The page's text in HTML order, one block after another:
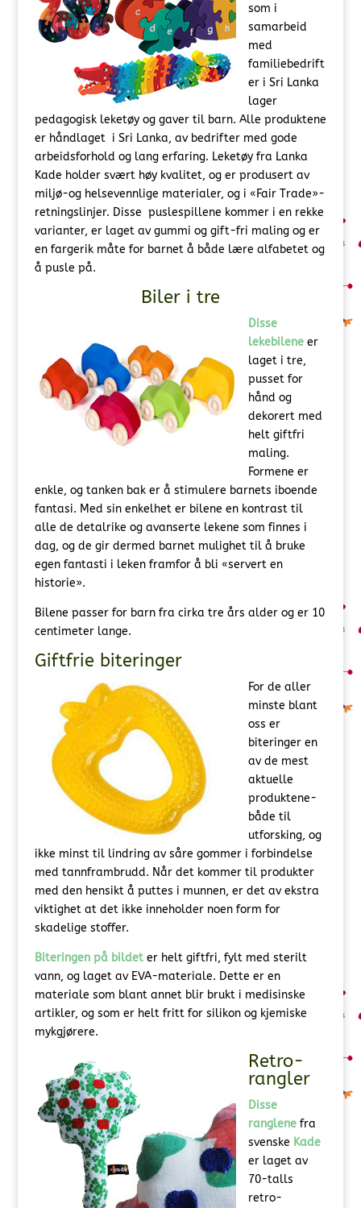
som i
samarbeid
med
familiebedrift
er i Sri Lanka
lager
pedagogisk leketøy og gaver til barn. Alle produktene
er håndlaget i Sri Lanka, av bedrifter med gode
arbeidsforhold og lang erfaring. Leketøy fra Lanka
Kade holder svært høy kvalitet, og er produsert av
miljø-og helsevennlige materialer, og i «Fair Trade»-
retningslinjer. Disse puslespillene kommer i en rekke
varianter, er laget av gummi og gift-fri maling og er
en fargerik måte for barnet å både lære alfabetet og
å pusle på.
Biler i tre
Disse
lekebilene er
laget i tre,
pusset for
hånd og
dekorert med
helt giftfri
maling.
Formene er
enkle, og tanken bak er å stimulere barnets iboende
fantasi. Med sin enkelhet er bilene en kontrast til
alle de detalrike og avanserte lekene som finnes i
dag, og de gir dermed barnet mulighet til å bruke
egen fantasti i leken framfor å bli «servert en
historie».
Bilene passer for barn fra cirka tre års alder og er 10
centimeter lange.
Giftfrie biteringer
For de aller
minste blant
oss er
biteringer en
av de mest
aktuelle
produktene-
både til
utforsking, og
ikke minst til lindring av såre gommer i forbindelse
med tannframbrudd. Når det kommer til produkter
med den hensikt å puttes i munnen, er det av ekstra
viktighet at det ikke inneholder noen form for
skadelige stoffer.
Biteringen på bildeter helt giftfri, fylt med sterilt
vann, og laget av EVA-materiale. Dette er en
materiale som blant annet blir brukt i medisinske
artikler, og som er helt fritt for silikon og kjemiske
mykgjørere.
Retro-
rangler
Disse
ranglenefra
svenske Kade
er laget av
70-talls
retro-